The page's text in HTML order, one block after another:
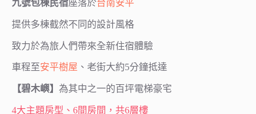
九號包棟民宿座落於台南安平
提供多棟截然不同的設計風格
致力於為旅人們帶來全新住宿體驗
車程至安平樹屋 、老街大約5分鐘抵達
【碧木嶼】 為其中之一的百坪電梯豪宅
4大主題房型、6間房間，共6層樓